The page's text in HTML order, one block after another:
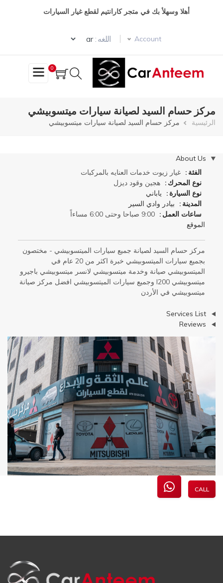
أهلا وسهلأ بك في متجر كارانتيم لقطع غيار السيارات
Account اللغه :
Select your language
0
مركز حسام السيد لصيانة سيارات ميتسوبيشي
مسار
الرئيسية مركز حسام السيد لصيانة سيارات ميتسوبيشي
إخفاء
About Us
الفئة
غيار زيوت خدمات العنايه بالمركبات
نوع المحرك
هجين وقود ديزل
نوع السيارة
ياباني
المدينة
بيادر وادي السير
ساعات العمل
9:00 صباحا وحتى 6:00 مساءاً
الموقع
مركز حسام السيد لصيانة جميع سيارات الميتسوبيشي - مختصون
بجميع سيارات الميتسوبيشي خبرة اكثر من 20 عام في
الميتسوبيشي صيانة وخدمة ميتسوبيشي لانسر ميتسوبيشي باجيرو
ميتسوبيشي l200 وجميع سيارات الميتسوبيشي افضل مركز صيانة
ميتسوبيشي في الأردن
عرض
Services List
عرض
Reviews
CALL